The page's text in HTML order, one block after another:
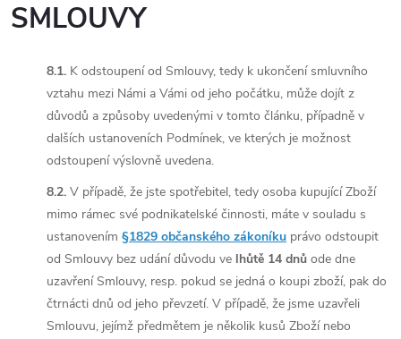
SMLOUVY
8.1. K odstoupení od Smlouvy, tedy k ukončení smluvního
vztahu mezi Námi a Vámi od jeho počátku, může dojít z
důvodů a způsoby uvedenými v tomto článku, případně v
dalších ustanoveních Podmínek, ve kterých je možnost
odstoupení výslovně uvedena.
8.2. V případě, že jste spotřebitel, tedy osoba kupující Zboží
mimo rámec své podnikatelské činnosti, máte v souladu s
ustanovením §1829 občanského zákoníku právo odstoupit
od Smlouvy bez udání důvodu ve lhůtě 14 dnů ode dne
uzavření Smlouvy, resp. pokud se jedná o koupi zboží, pak do
čtrnácti dnů od jeho převzetí. V případě, že jsme uzavřeli
Smlouvu, jejímž předmětem je několik kusů Zboží nebo